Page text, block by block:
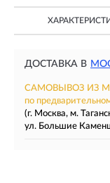
ДОСТАВКА В
САМОВЫВОЗ ИЗ
по
(г. Москва, м.
ул. Большие